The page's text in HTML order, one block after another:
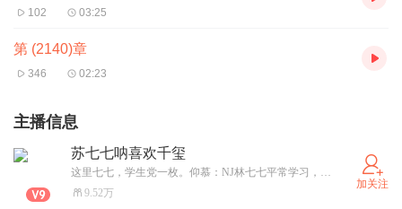
102 03:25
第 (2140)章
346 02:23
主播信息
苏七七呐喜欢千玺
这里七七，学生党一枚。仰慕：NJ林七七平常学习，偶尔上线。下个月改名：樱花树下的七七
9.52万
加关注